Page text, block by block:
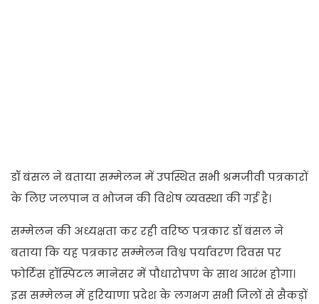
डॉ बंसल ने बताया सम्मेलन में उपस्थित सभी श्रमजीवी पत्रकारों
के लिए जलपान व भोजन की विशेष व्यवस्था की गई है।
सम्मेलन की अध्यक्षता कर रही वरिष्ठ पत्रकार डॉ बंसल ने
बताया कि यह पत्रकार सम्मेलन विश्व पर्यावरण दिवस पर
फोर्टिस हॉस्पिटल मानेसर में पौधारोपण के साथ आरंभ होगा।
इस सम्मेलन में हरियाणा प्रदेश के लगभग सभी जिलों से सैकड़ों